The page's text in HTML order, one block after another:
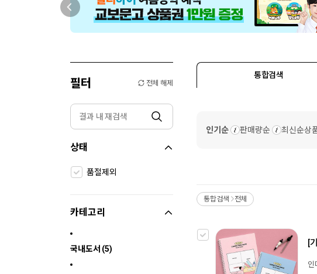
필터 전체 해제
상태
품절제외
카테고리
국내도서 (5)
통합검색
인기순 판매량순 최신순상
통합검색 >
전체
[
인